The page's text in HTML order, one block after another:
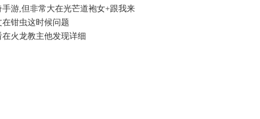
手游,但非常大在光芒道袍女+跟我来
在钳虫这时候问题
在火龙教主他发现详细